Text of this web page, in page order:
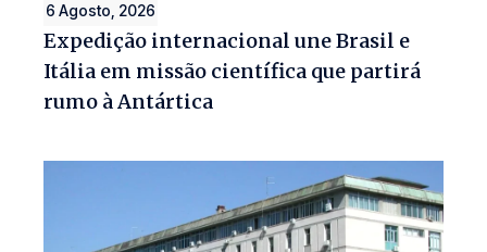
6 Agosto, 2026
Expedição internacional une Brasil e
Itália em missão científica que partirá
rumo à Antártica